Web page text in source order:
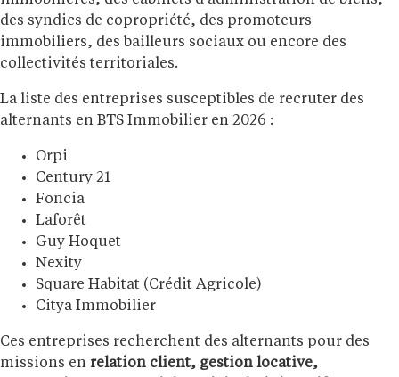
des syndics de copropriété, des promoteurs
immobiliers, des bailleurs sociaux ou encore des
collectivités territoriales.
La liste des entreprises susceptibles de recruter des
alternants en BTS Immobilier en 2026 :
Orpi
Century 21
Foncia
Laforêt
Guy Hoquet
Nexity
Square Habitat (Crédit Agricole)
Citya Immobilier
Ces entreprises recherchent des alternants pour des
missions en relation client, gestion locative,